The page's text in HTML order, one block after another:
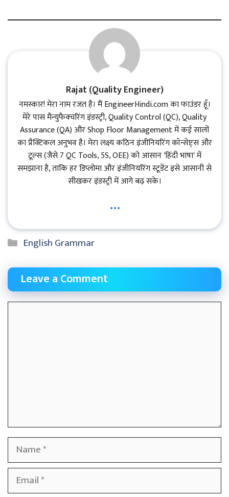
Rajat (Quality Engineer)
नमस्कार! मेरा नाम रजत है। मैं EngineerHindi.com का फाउंडर हूँ।
मेरे पास मैन्युफैक्चरिंग इंडस्ट्री, Quality Control (QC), Quality
Assurance (QA) और Shop Floor Management में कई सालों
का प्रैक्टिकल अनुभव है। मेरा लक्ष्य कठिन इंजीनियरिंग कॉन्सेप्ट्स और
टूल्स (जैसे 7 QC Tools, 5S, OEE) को आसान 'हिंदी भाषा' में
समझाना है, ताकि हर डिप्लोमा और इंजीनियरिंग स्टूडेंट इसे आसानी से
सीखकर इंडस्ट्री में आगे बढ़ सके।
...
Categories
English Grammar
Leave a Comment
Name
Email